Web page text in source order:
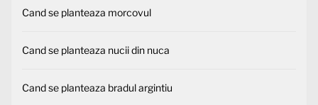
Cand se planteaza morcovul
Cand se planteaza nucii din nuca
Cand se planteaza bradul argintiu